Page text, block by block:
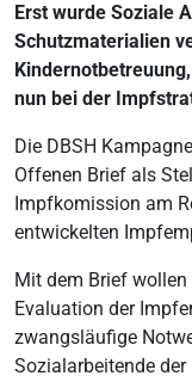
Erst wurde Soziale
Schutzmaterialien
nun bei der
Die DBSH Kampagne
Offenen Brief als
Impfkomission am
entwickelten
Mit dem Brief wollen
Evaluation der
zwangsläufige
Sozialarbeitende